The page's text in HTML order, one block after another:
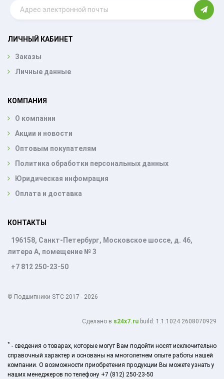
ЛИЧНЫЙ КАБИНЕТ
Заказы
Личные данные
КОМПАНИЯ
О компании
Акции и новости
Оптовым покупателям
Политика обработки персональных данных
Юридическая инфомрация
Оплата и доставка
КОНТАКТЫ
196158, Санкт-Петербург, Московское шоссе, д. 46,
литера А, помещение № 3
+7 812 250-23-50
© Подшипники STC 2017 - 2026
Cделано в s24x7.ru build: 1.1.1024 2608070929
* - сведения о товарах, которые могут Вам подойти носят исключительно
справочный характер и основаны на многолетнем опыте работы нашей
компании. О возможности приобретения продукции Вы можете узнать у
наших менеджеров по телефону +7 (812) 250-23-50